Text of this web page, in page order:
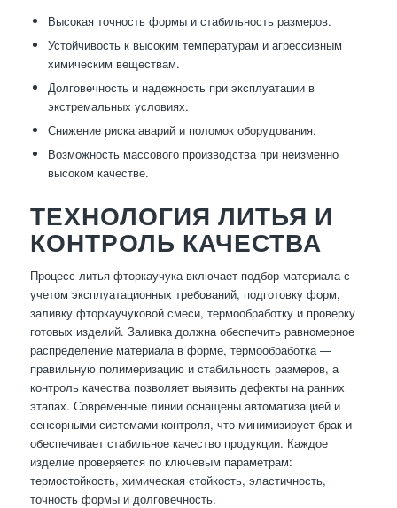
Высокая точность формы и стабильность размеров.
Устойчивость к высоким температурам и агрессивным
химическим веществам.
Долговечность и надежность при эксплуатации в
экстремальных условиях.
Снижение риска аварий и поломок оборудования.
Возможность массового производства при неизменно
высоком качестве.
ТЕХНОЛОГИЯ ЛИТЬЯ И
КОНТРОЛЬ КАЧЕСТВА
Процесс литья фторкаучука включает подбор материала с
учетом эксплуатационных требований, подготовку форм,
заливку фторкаучуковой смеси, термообработку и проверку
готовых изделий. Заливка должна обеспечить равномерное
распределение материала в форме, термообработка —
правильную полимеризацию и стабильность размеров, а
контроль качества позволяет выявить дефекты на ранних
этапах. Современные линии оснащены автоматизацией и
сенсорными системами контроля, что минимизирует брак и
обеспечивает стабильное качество продукции. Каждое
изделие проверяется по ключевым параметрам:
термостойкость, химическая стойкость, эластичность,
точность формы и долговечность.